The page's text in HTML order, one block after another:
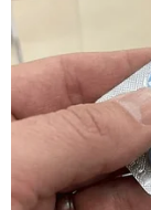
Jak ji